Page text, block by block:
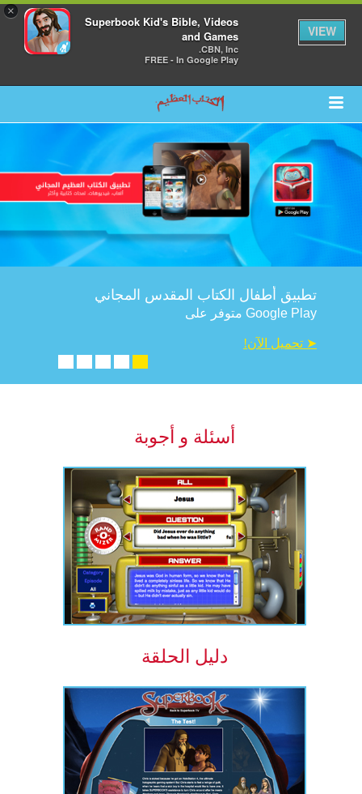
×
Superbook Kid's Bible, Videos
and Games
CBN, Inc.
FREE - In Google Play
VIEW
تطبيق أطفال الكتاب المقدس المجاني
متوفر على Google Play
!تحميل الآن ➤
أسئلة و أجوبة
دليل الحلقة